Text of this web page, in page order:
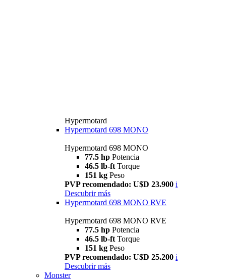
Hypermotard
Hypermotard 698 MONO
Hypermotard 698 MONO
77.5 hp Potencia
46.5 lb-ft Torque
151 kg Peso
PVP recomendado: U$D 23.900 i
Descubrir más
Hypermotard 698 MONO RVE
Hypermotard 698 MONO RVE
77.5 hp Potencia
46.5 lb-ft Torque
151 kg Peso
PVP recomendado: U$D 25.200 i
Descubrir más
Monster